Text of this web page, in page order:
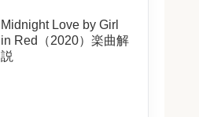
Midnight Love by Girl
in Red（2020）楽曲解
説